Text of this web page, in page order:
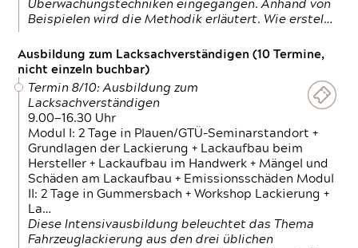
Überwachungstechniken eingegangen. Anhand von
Beispielen wird die Methodik erläutert. Wie erstel…
Ausbildung zum Lacksachverständigen (10 Termine,
nicht einzeln buchbar)
Termin 8/10: Ausbildung zum
Lacksachverständigen
9.00—16.30 Uhr
Modul I: 2 Tage in Plauen/GTÜ-Seminarstandort +
Grundlagen der Lackierung + Lackaufbau beim
Hersteller + Lackaufbau im Handwerk + Mängel und
Schäden am Lackaufbau + Emissionsschäden Modul
II: 2 Tage in Gummersbach + Workshop Lackierung +
La…
Diese Intensivausbildung beleuchtet das Thema
Fahrzeuglackierung aus den drei üblichen